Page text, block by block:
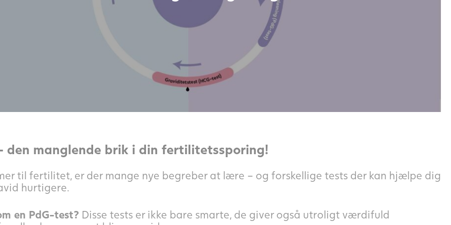
den manglende brik i din fertilitetssporing!
til fertilitet, er der mange nye begreber at lære – og forskellige tests der kan hjælpe dig
hurtigere.
en PdG-test? Disse tests er ikke bare smarte, de giver også utroligt værdifuld